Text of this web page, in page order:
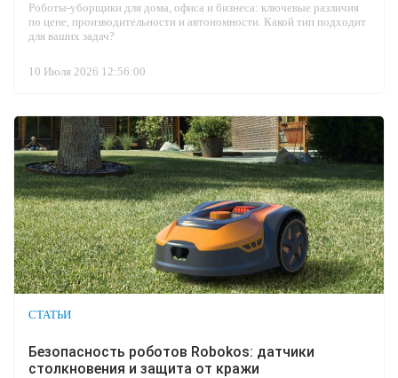
Роботы-уборщики для дома, офиса и бизнеса: ключевые различия
по цене, производительности и автономности. Какой тип подходит
для ваших задач?
10 Июля 2026 12:56:00
СТАТЬИ
Безопасность роботов Robokos: датчики
столкновения и защита от кражи